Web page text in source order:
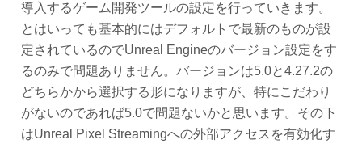
導入するゲーム開発ツールの設定を行っていきます。
とはいっても基本的にはデフォルトで最新のものが設
定されているのでUnreal Engineのバージョン設定をす
るのみで問題ありません。バージョンは5.0と4.27.2の
どちらかから選択する形になりますが、特にこだわり
がないのであれば5.0で問題ないかと思います。その下
はUnreal Pixel Streamingへの外部アクセスを有効化す